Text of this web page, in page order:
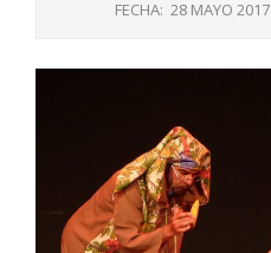
FECHA: 28 MAYO 2017